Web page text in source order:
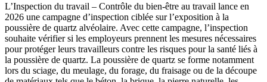
L’Inspection du travail – Contrôle du bien-être au travail lance en
2026 une campagne d’inspection ciblée sur l’exposition à la
poussière de quartz alvéolaire. Avec cette campagne, l’inspection
souhaite vérifier si les employeurs prennent les mesures nécessaires
pour protéger leurs travailleurs contre les risques pour la santé liés à
la poussière de quartz. La poussière de quartz se forme notamment
lors du sciage, du meulage, du forage, du fraisage ou de la découpe